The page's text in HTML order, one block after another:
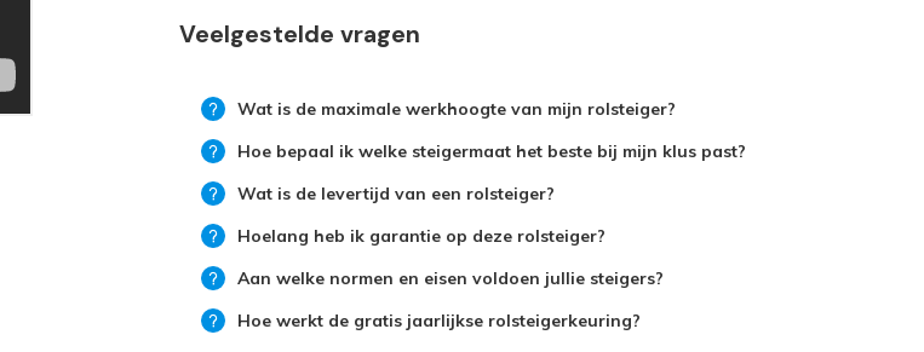
Veelgestelde vragen
Wat is de maximale werkhoogte van mijn rolsteiger?
Hoe bepaal ik welke steigermaat het beste bij mijn klus past?
Wat is de levertijd van een rolsteiger?
Hoelang heb ik garantie op deze rolsteiger?
Aan welke normen en eisen voldoen jullie steigers?
Hoe werkt de gratis jaarlijkse rolsteigerkeuring?